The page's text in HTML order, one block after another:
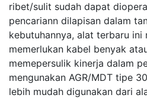
ribet/sulit sudah dapat
pencariann dilapisan dalam
kebutuhannya, alat terbaru ini
memerlukan kabel benyak
memepersulik kinerja dalam
mengunakan AGR/MDT tipe
lebih mudah digunakan dari